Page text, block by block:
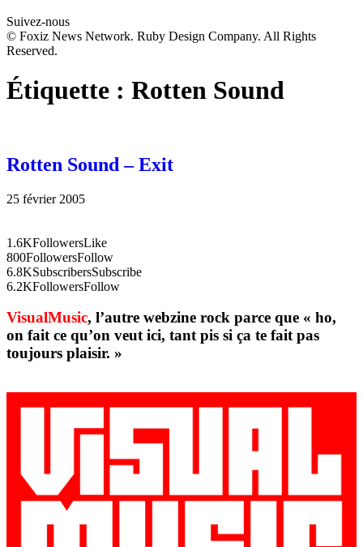
Suivez-nous
© Foxiz News Network. Ruby Design Company. All Rights
Reserved.
Étiquette : Rotten Sound
Rotten Sound – Exit
25 février 2005
1.6KFollowersLike
800FollowersFollow
6.8KSubscribersSubscribe
6.2KFollowersFollow
VisualMusic, l’autre webzine rock parce que « ho,
on fait ce qu’on veut ici, tant pis si ça te fait pas
toujours plaisir. »